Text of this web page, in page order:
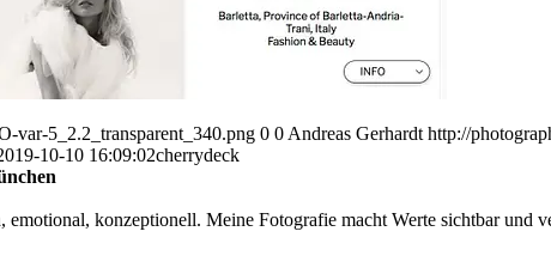
var-5_2.2_transparent_340.png 0 0 Andreas Gerhardt http://
10-10 16:09:02cherrydeck
konzeptionell. Meine Fotografie macht Werte sichtbar und